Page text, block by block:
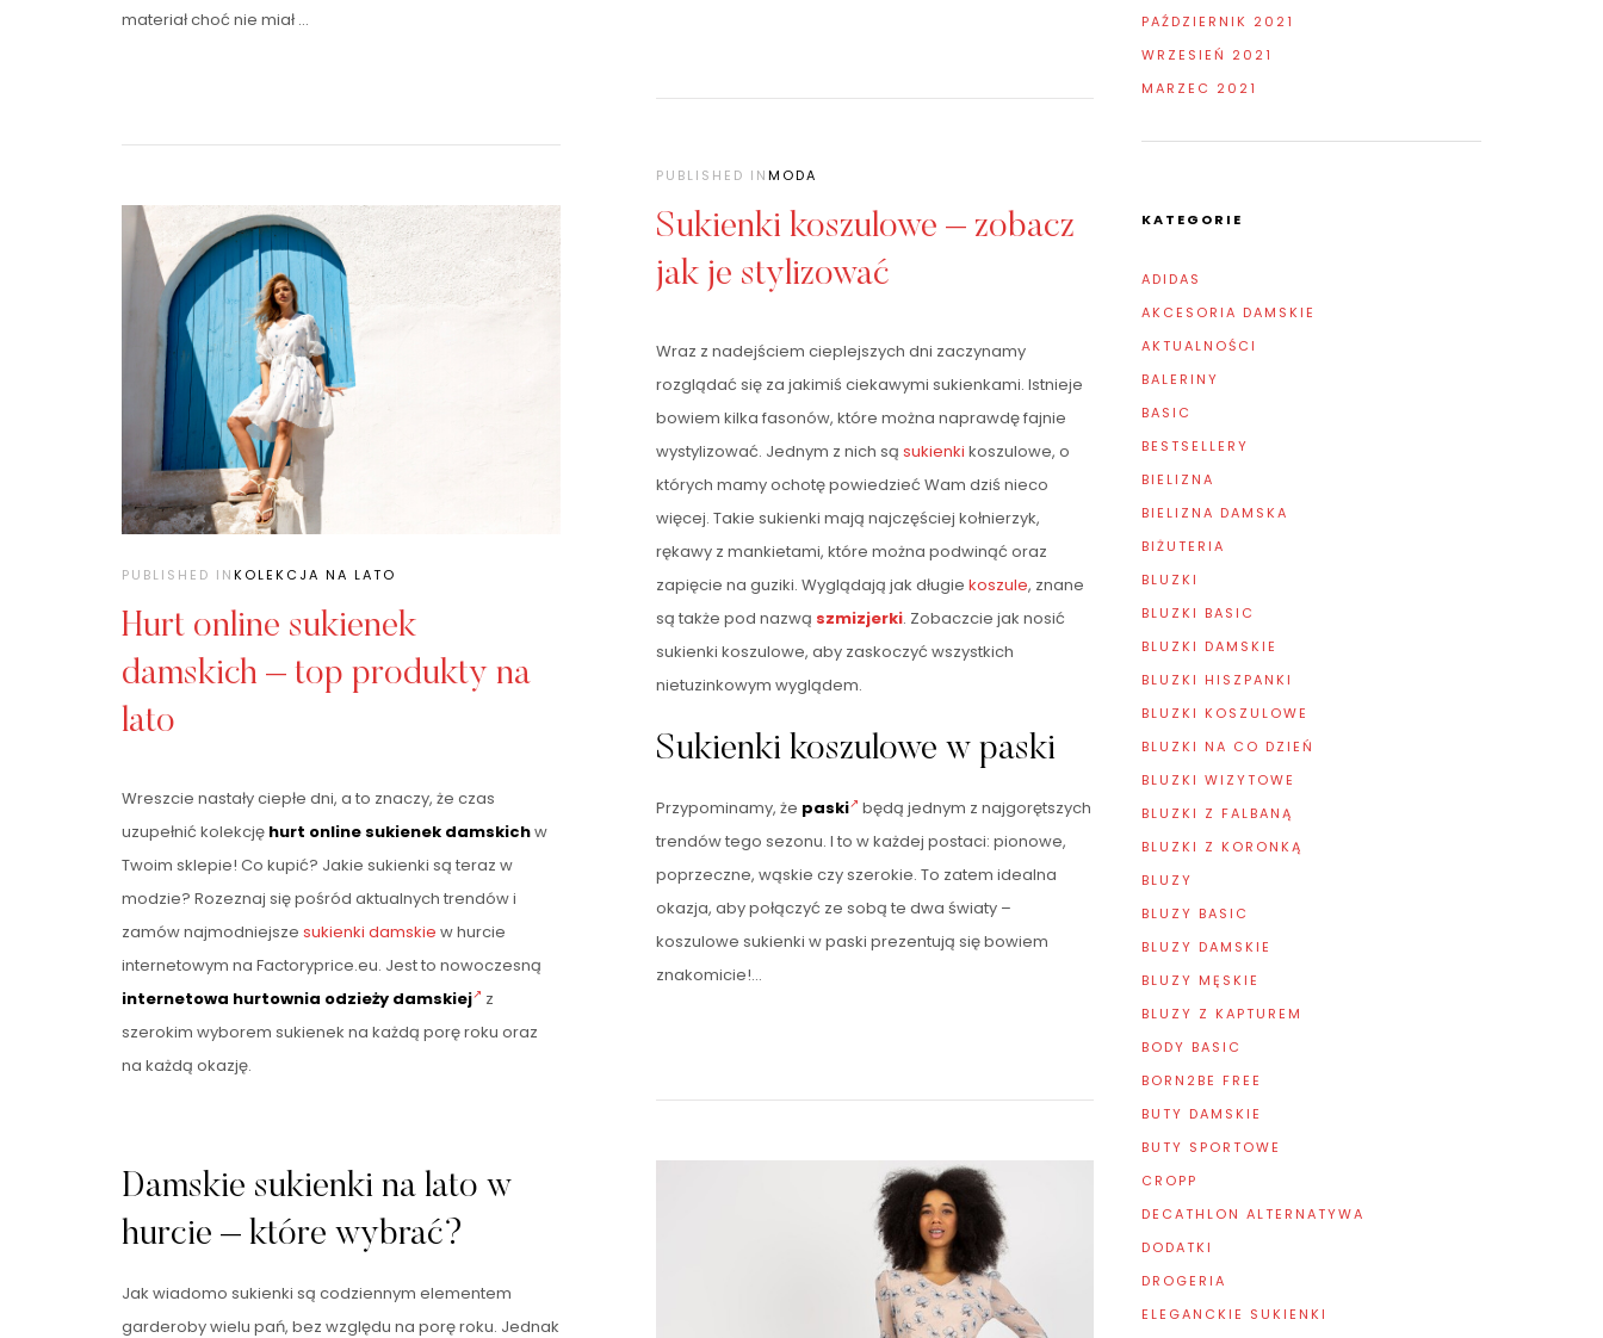
materiał choć nie miał …
PUBLISHED INMODA
Sukienki koszulowe – zobacz
jak je stylizować
Wraz z nadejściem cieplejszych dni zaczynamy
rozglądać się za jakimiś ciekawymi sukienkami. Istnieje
bowiem kilka fasonów, które można naprawdę fajnie
wystylizować. Jednym z nich są sukienki koszulowe, o
których mamy ochotę powiedzieć Wam dziś nieco
więcej. Takie sukienki mają najczęściej kołnierzyk,
rękawy z mankietami, które można podwinąć oraz
zapięcie na guziki. Wyglądają jak długie koszule, znane
są także pod nazwą szmizjerki. Zobaczcie jak nosić
sukienki koszulowe, aby zaskoczyć wszystkich
nietuzinkowym wyglądem.
Sukienki koszulowe w paski
Przypominamy, że paski
będą jednym z najgorętszych
trendów tego sezonu. I to w każdej postaci: pionowe,
poprzeczne, wąskie czy szerokie. To zatem idealna
okazja, aby połączyć ze sobą te dwa światy –
koszulowe sukienki w paski prezentują się bowiem
znakomicie!…
PUBLISHED INKOLEKCJA NA LATO
Hurt online sukienek
damskich – top produkty na
lato
Wreszcie nastały ciepłe dni, a to znaczy, że czas
uzupełnić kolekcję hurt online sukienek damskichw
Twoim sklepie! Co kupić? Jakie sukienki są teraz w
modzie? Rozeznaj się pośród aktualnych trendów i
zamów najmodniejsze sukienki damskie w hurcie
internetowym na Factoryprice.eu. Jest to nowoczesną
internetowa hurtownia odzieży damskiej
z
szerokim wyborem sukienek na każdą porę roku oraz
na każdą okazję.
Damskie sukienki na lato w
hurcie – które wybrać?
Jak wiadomo sukienki są codziennym elementem
garderoby wielu pań, bez względu na porę roku. Jednak
PAŹDZIERNIK 2021
WRZESIEŃ 2021
MARZEC 2021
KATEGORIE
ADIDAS
AKCESORIA DAMSKIE
AKTUALNOŚCI
BALERINY
BASIC
BESTSELLERY
BIELIZNA
BIELIZNA DAMSKA
BIŻUTERIA
BLUZKI
BLUZKI BASIC
BLUZKI DAMSKIE
BLUZKI HISZPANKI
BLUZKI KOSZULOWE
BLUZKI NA CO DZIEŃ
BLUZKI WIZYTOWE
BLUZKI Z FALBANĄ
BLUZKI Z KORONKĄ
BLUZY
BLUZY BASIC
BLUZY DAMSKIE
BLUZY MĘSKIE
BLUZY Z KAPTUREM
BODY BASIC
BORN2BE FREE
BUTY DAMSKIE
BUTY SPORTOWE
CROPP
DECATHLON ALTERNATYWA
DODATKI
DROGERIA
ELEGANCKIE SUKIENKI